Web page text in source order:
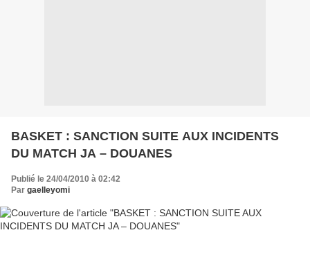
BASKET : SANCTION SUITE AUX INCIDENTS
DU MATCH JA – DOUANES
Publié le 24/04/2010 à 02:42
Par gaelleyomi